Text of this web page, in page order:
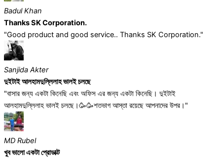
Badul Khan
Thanks SK Corporation.
"Good product and good service.. Thanks SK Corporation."
Sanjida Akter
দুইটাই আলহামদুল্লিলাহ ভালই চলছে
"বাসার জন্য একটা কিনেছি এবং অফিস এর জন্য একটা কিনেছি। দুইটাই
আলহামদুল্লিলাহ ভালই চলছে।🥳🥳শতভাগ আস্তা রয়েছে আপনাদের উপর।"
MD Rubel
খুব ভালো একটা প্রোডাক্ট